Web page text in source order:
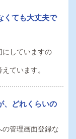
くても大丈夫で
にしていますの
ています。
、どれくらいの
管理画面登録な